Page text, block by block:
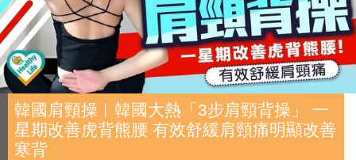
韓國肩頸操︱韓國大熱「3步肩頸背操」 一
星期改善虎背熊腰 有效舒緩肩頸痛明顯改善
寒背